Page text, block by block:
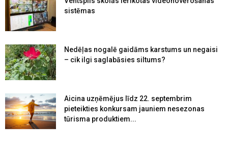
sistēmas
Nedēļas nogalē gaidāms karstums un negaisi
– cik ilgi saglabāsies siltums?
Aicina uzņēmējus līdz 22. septembrim
pieteikties konkursam jauniem nesezonas
tūrisma produktiem...